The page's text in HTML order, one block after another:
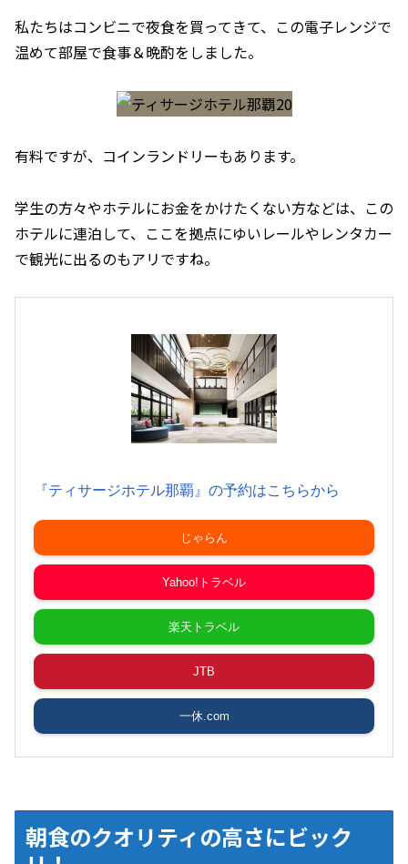
私たちはコンビニで夜食を買ってきて、この電子レンジで
温めて部屋で食事＆晩酌をしました。
有料ですが、コインランドリーもあります。
学生の方々やホテルにお金をかけたくない方などは、この
ホテルに連泊して、ここを拠点にゆいレールやレンタカー
で観光に出るのもアリですね。
『ティサージホテル那覇』の予約はこちらから
じゃらん
Yahoo!トラベル
楽天トラベル
JTB
一休.com
朝食のクオリティの高さにビック